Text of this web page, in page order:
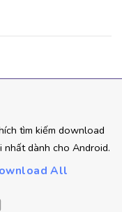
tìm kiếm download
nhất dành cho Android.
All